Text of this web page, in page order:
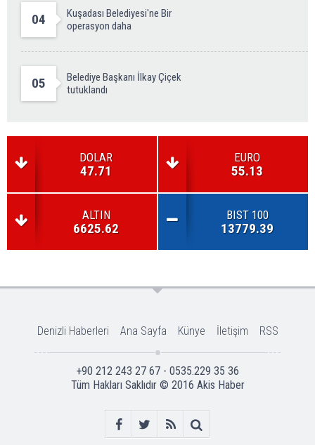
04
Kuşadası Belediyesi'ne Bir
operasyon daha
05
Belediye Başkanı İlkay Çiçek
tutuklandı
DOLAR
47.71
EURO
55.13
ALTIN
6625.62
BIST 100
13779.39
Denizli Haberleri Ana Sayfa Künye İletişim RSS
+90 212 243 27 67 - 0535.229 35 36
Tüm Hakları Saklıdır © 2016 Akis Haber